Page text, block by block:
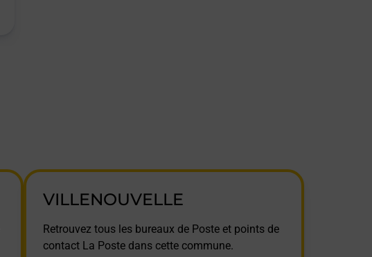
VILLENOUVELLE
Retrouvez tous les bureaux de Poste et points de
contact La Poste dans cette commune.